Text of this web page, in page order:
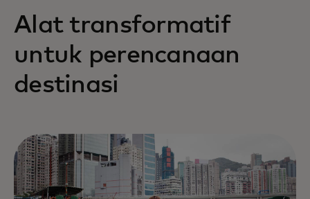
Alat transformatif
untuk perencanaan
destinasi